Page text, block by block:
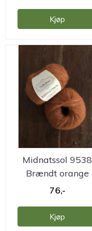
Kjøp
Midnatssol 9538
Brændt orange
Camarose
76,-
Kjøp